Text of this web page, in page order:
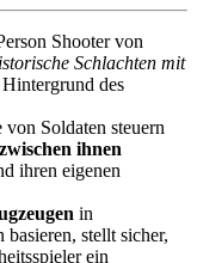
Shooter von
Schlachten mit
des
Soldaten steuern
ihnen
ihren eigenen
in
stellt sicher,
ein